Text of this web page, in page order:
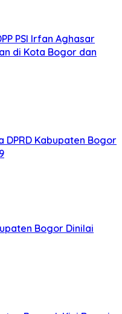
PSI Irfan Aghasar
di Kota Bogor dan
Kabupaten Bogor
Bogor Dinilai